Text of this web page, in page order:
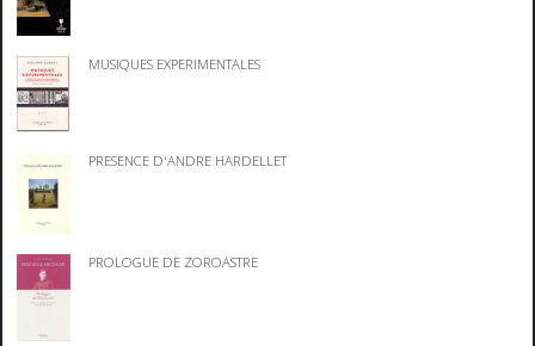
MUSIQUES EXPERIMENTALES
PRESENCE D'ANDRE HARDELLET
PROLOGUE DE ZOROASTRE